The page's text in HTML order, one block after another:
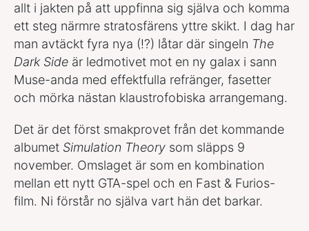
allt i jakten på att uppfinna sig själva och komma
ett steg närmre stratosfärens yttre skikt. I dag har
man avtäckt fyra nya (!?) låtar där singeln The
Dark Side är ledmotivet mot en ny galax i sann
Muse-anda med effektfulla refränger, fasetter
och mörka nästan klaustrofobiska arrangemang.
Det är det först smakprovet från det kommande
albumet Simulation Theory som släpps 9
november. Omslaget är som en kombination
mellan ett nytt GTA-spel och en Fast & Furios-
film. Ni förstår no själva vart hän det barkar.